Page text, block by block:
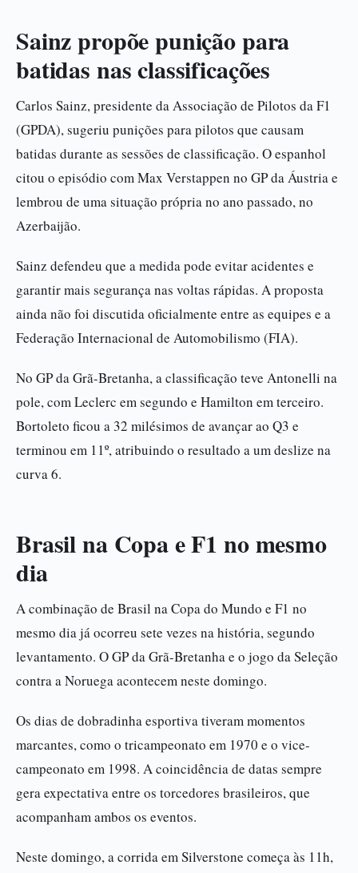
Sainz propõe punição para
batidas nas classificações
Carlos Sainz, presidente da Associação de Pilotos da F1
(GPDA), sugeriu punições para pilotos que causam
batidas durante as sessões de classificação. O espanhol
citou o episódio com Max Verstappen no GP da Áustria e
lembrou de uma situação própria no ano passado, no
Azerbaijão.
Sainz defendeu que a medida pode evitar acidentes e
garantir mais segurança nas voltas rápidas. A proposta
ainda não foi discutida oficialmente entre as equipes e a
Federação Internacional de Automobilismo (FIA).
No GP da Grã-Bretanha, a classificação teve Antonelli na
pole, com Leclerc em segundo e Hamilton em terceiro.
Bortoleto ficou a 32 milésimos de avançar ao Q3 e
terminou em 11º, atribuindo o resultado a um deslize na
curva 6.
Brasil na Copa e F1 no mesmo
dia
A combinação de Brasil na Copa do Mundo e F1 no
mesmo dia já ocorreu sete vezes na história, segundo
levantamento. O GP da Grã-Bretanha e o jogo da Seleção
contra a Noruega acontecem neste domingo.
Os dias de dobradinha esportiva tiveram momentos
marcantes, como o tricampeonato em 1970 e o vice-
campeonato em 1998. A coincidência de datas sempre
gera expectativa entre os torcedores brasileiros, que
acompanham ambos os eventos.
Neste domingo, a corrida em Silverstone começa às 11h,